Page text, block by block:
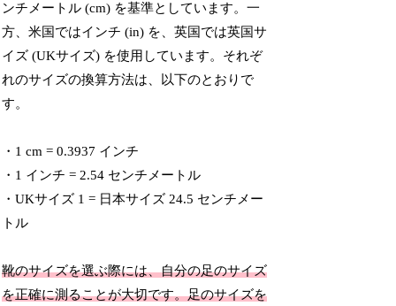
ンチメートル (cm) を基準としています。一
方、米国ではインチ (in) を、英国では英国サ
イズ (UKサイズ) を使用しています。それぞ
れのサイズの換算方法は、以下のとおりで
す。
・1 cm = 0.3937 インチ
・1 インチ = 2.54 センチメートル
・UKサイズ 1 = 日本サイズ 24.5 センチメー
トル
靴のサイズを選ぶ際には、自分の足のサイズ
を正確に測ることが大切です。足のサイズを